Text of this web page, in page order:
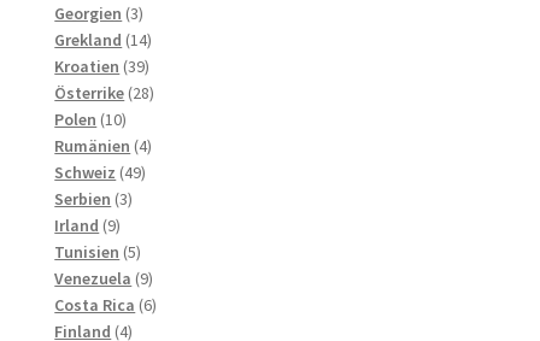
Georgien 33
produkter
Grekland 1414
produkter
Kroatien 3939
produkter
Österrike 2828
Polen 1010
produkter
Rumänien 44
Schweiz 4949
Serbien 33
Irland 99
produkter
Tunisien 55
produkter
Venezuela 99
produkter
Costa Rica 66
Finland 44